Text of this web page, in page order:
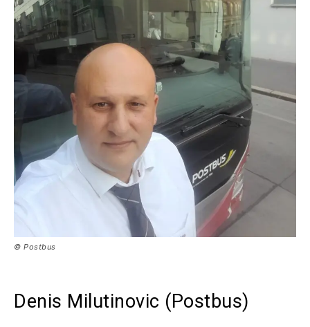
© Postbus
Denis Milutinovic (Postbus)